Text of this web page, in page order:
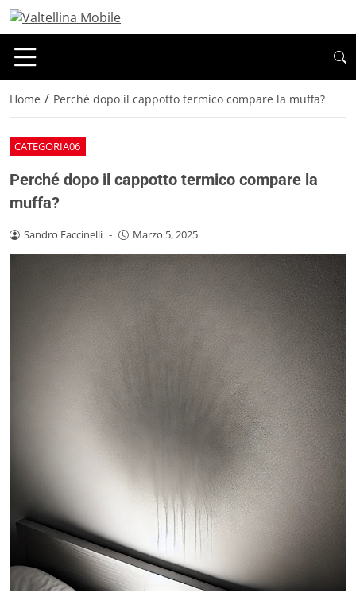
Home / Perché dopo il cappotto termico compare la muffa?
CATEGORIA06
Perché dopo il cappotto termico compare la
muffa?
Sandro Faccinelli - Marzo 5, 2025